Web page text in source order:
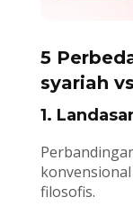
5
syariah
1.
filosofis.